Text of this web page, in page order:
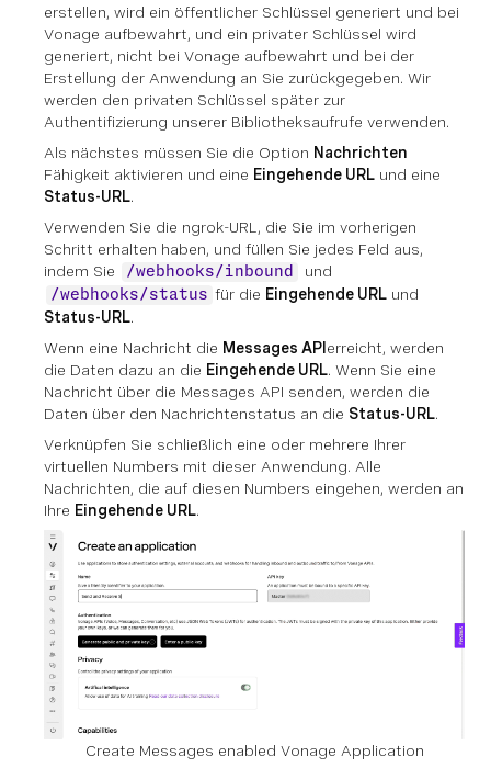
erstellen, wird ein öffentlicher Schlüssel generiert und bei
Vonage aufbewahrt, und ein privater Schlüssel wird
generiert, nicht bei Vonage aufbewahrt und bei der
Erstellung der Anwendung an Sie zurückgegeben. Wir
werden den privaten Schlüssel später zur
Authentifizierung unserer Bibliotheksaufrufe verwenden.
Als nächstes müssen Sie die Option Nachrichten
Fähigkeit aktivieren und eine Eingehende URL und eine
Status-URL.
Verwenden Sie die ngrok-URL, die Sie im vorherigen
Schritt erhalten haben, und füllen Sie jedes Feld aus,
indem Sie
/webhooks/inbound und
/webhooks/status für die Eingehende URL und
Status-URL.
Wenn eine Nachricht die Messages API erreicht, werden
die Daten dazu an die Eingehende URL. Wenn Sie eine
Nachricht über die Messages API senden, werden die
Daten über den Nachrichtenstatus an die Status-URL.
Verknüpfen Sie schließlich eine oder mehrere Ihrer
virtuellen Numbers mit dieser Anwendung. Alle
Nachrichten, die auf diesen Numbers eingehen, werden an
Ihre Eingehende URL.
Create Messages enabled Vonage Application